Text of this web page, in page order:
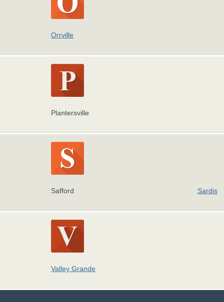
Orrville
Plantersville
Safford Sardis
Valley Grande